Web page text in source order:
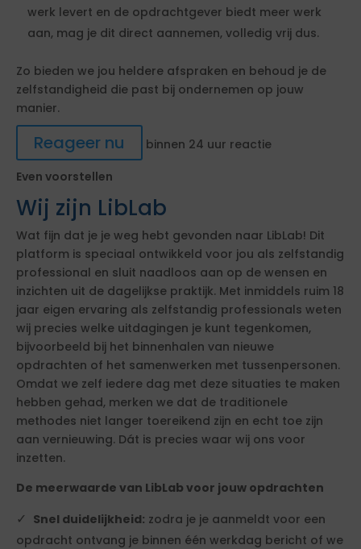
werk levert en de opdrachtgever biedt meer werk
aan, mag je dit direct aannemen, volledig vrij dus.
Zo bieden we jou heldere afspraken en behoud je de
zelfstandigheid die past bij ondernemen op jouw
manier.
Reageer nu
binnen 24 uur reactie
Even voorstellen
Wij zijn LibLab
Wat fijn dat je je weg hebt gevonden naar LibLab! Dit
platform is speciaal ontwikkeld voor jou als zelfstandig
professional en sluit naadloos aan op de wensen en
inzichten uit de dagelijkse praktijk. Met inmiddels ruim 18
jaar eigen ervaring als zelfstandig professionals weten
wij precies welke uitdagingen je kunt tegenkomen,
bijvoorbeeld bij het binnenhalen van nieuwe
opdrachten of het samenwerken met tussenpersonen.
Omdat we zelf iedere dag met deze situaties te maken
hebben gehad, merken we dat de traditionele
methodes niet langer toereikend zijn en echt toe zijn
aan vernieuwing. Dát is precies waar wij ons voor
inzetten.
De meerwaarde van LibLab voor jouw opdrachten
Snel duidelijkheid: zodra je je aanmeldt voor een
opdracht ontvang je binnen één werkdag bericht of we